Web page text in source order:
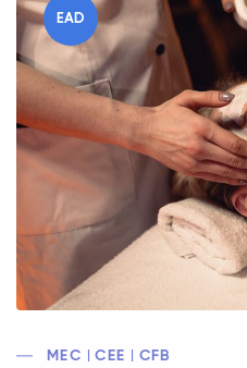
EAD
MEC | CEE | CFB